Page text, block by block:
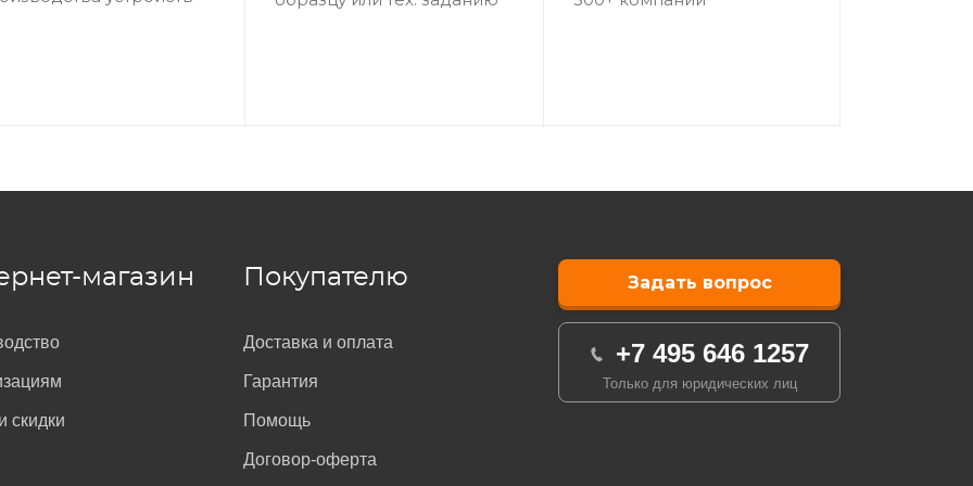
магазин
скидки
Покупателю
Доставка и оплата
Гарантия
Помощь
Договор-оферта
Задать вопрос
+7 495 646 1257
Только для юридических лиц